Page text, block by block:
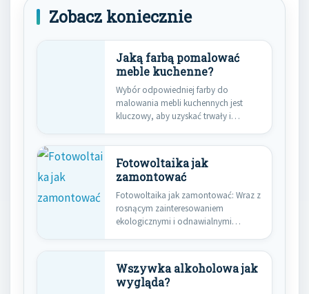
Zobacz koniecznie
Jaką farbą pomalować
meble kuchenne?
Wybór odpowiedniej farby do
malowania mebli kuchennych jest
kluczowy, aby uzyskać trwały i
Fotowoltaika jak
zamontować
Fotowoltaika jak zamontować: Wraz z
rosnącym zainteresowaniem
ekologicznymi i odnawialnymi
Wszywka alkoholowa jak
wygląda?